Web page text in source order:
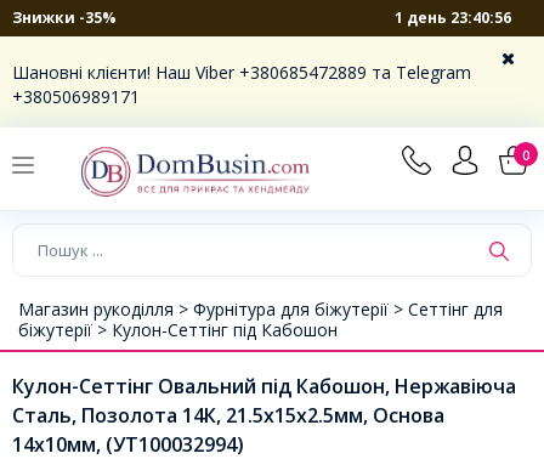
Знижки -35% 1 день 23:40:56
Шановні клієнти! Наш Viber +380685472889 та Telegram
+380506989171
0
Магазин рукоділля > Фурнітура для біжутерії > Сеттінг для
біжутерії > Кулон-Сеттінг під Кабошон
Кулон-Сеттінг Овальний під Кабошон, Нержавіюча
Сталь, Позолота 14К, 21.5х15х2.5мм, Основа
14х10мм, (УТ100032994)